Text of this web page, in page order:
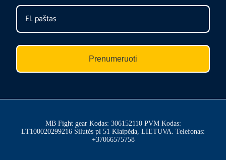
Prenumeruoti
MB Fight gear Kodas: 306152110 PVM Kodas:
LT100020299216 Šilutės pl 51 Klaipėda, LIETUVA. Telefonas:
+37066575758